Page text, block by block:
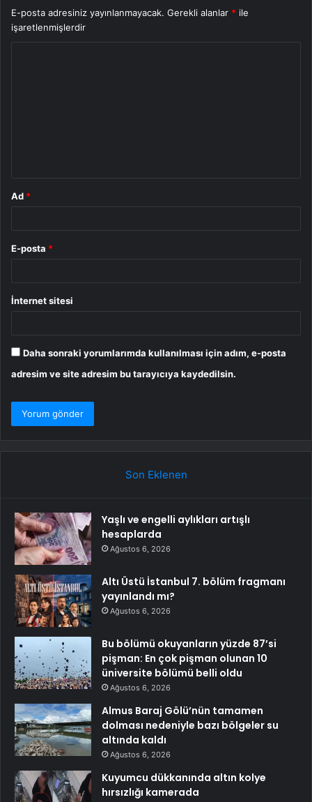
E-posta adresiniz yayınlanmayacak. Gerekli alanlar * ile
işaretlenmişlerdir
Ad *
E-posta *
İnternet sitesi
Daha sonraki yorumlarımda kullanılması için adım, e-posta
adresim ve site adresim bu tarayıcıya kaydedilsin.
Son Eklenen
Yaşlı ve engelli aylıkları artışlı
hesaplarda
Ağustos 6, 2026
Altı Üstü İstanbul 7. bölüm fragmanı
yayınlandı mı?
Ağustos 6, 2026
Bu bölümü okuyanların yüzde 87’si
pişman: En çok pişman olunan 10
üniversite bölümü belli oldu
Ağustos 6, 2026
Almus Baraj Gölü’nün tamamen
dolması nedeniyle bazı bölgeler su
altında kaldı
Ağustos 6, 2026
Kuyumcu dükkanında altın kolye
hırsızlığı kamerada